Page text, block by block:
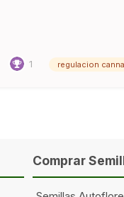
1 regulacion
Comprar